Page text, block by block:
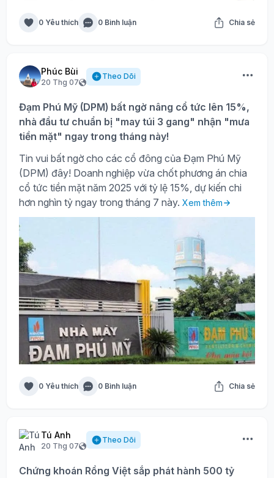
0 Yêu thích 0 Bình luận Chia sẻ
Phúc Bùi
20 Thg 07
Theo Dõi
Đạm Phú Mỹ (DPM) bất ngờ nâng cổ tức lên 15%,
nhà đầu tư chuẩn bị "may túi 3 gang" nhận "mưa
tiền mặt" ngay trong tháng này!
Tin vui bất ngờ cho các cổ đông của Đạm Phú Mỹ
(DPM) đây! Doanh nghiệp vừa chốt phương án chia
cổ tức tiền mặt năm 2025 với tỷ lệ 15%, dự kiến chi
hơn nghìn tỷ ngay trong tháng 7 này. Xem thêm
0 Yêu thích 0 Bình luận Chia sẻ
Tú Anh
20 Thg 07
Theo Dõi
Chứng khoán Rồng Việt sắp phát hành 500 tỷ